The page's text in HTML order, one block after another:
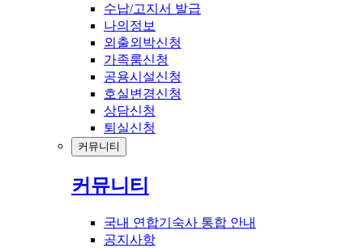
수납/고지서 발급
나의정보
외출외박신청
가족룸신청
공용시설신청
호실변경신청
상담신청
퇴실신청
커뮤니티
커뮤니티
국내 연합기숙사 통합 안내
공지사항